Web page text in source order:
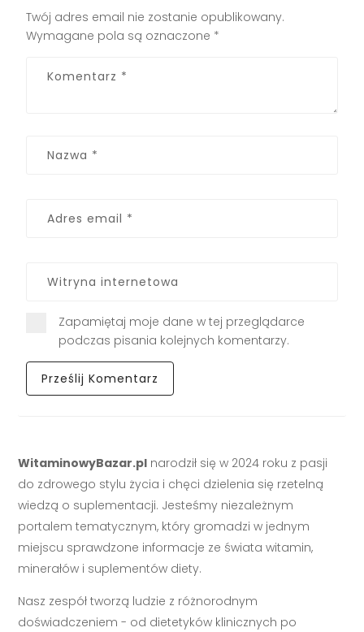
Twój adres email nie zostanie opublikowany.
Wymagane pola są oznaczone *
Zapamiętaj moje dane w tej przeglądarce
podczas pisania kolejnych komentarzy.
WitaminowyBazar.pl narodził się w 2024 roku z pasji
do zdrowego stylu życia i chęci dzielenia się rzetelną
wiedzą o suplementacji. Jesteśmy niezależnym
portalem tematycznym, który gromadzi w jednym
miejscu sprawdzone informacje ze świata witamin,
minerałów i suplementów diety.
Nasz zespół tworzą ludzie z różnorodnym
doświadczeniem - od dietetyków klinicznych po